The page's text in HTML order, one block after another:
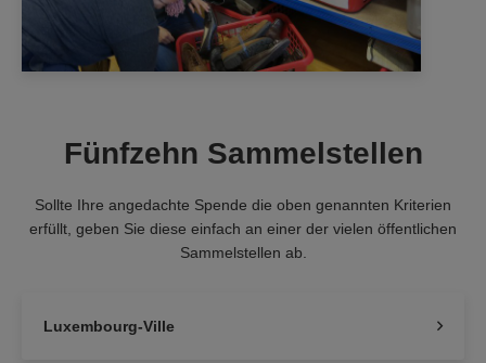
Fünfzehn Sammelstellen
Sollte Ihre angedachte Spende die oben genannten Kriterien
erfüllt, geben Sie diese einfach an einer der vielen öffentlichen
Sammelstellen ab.
Luxembourg-Ville